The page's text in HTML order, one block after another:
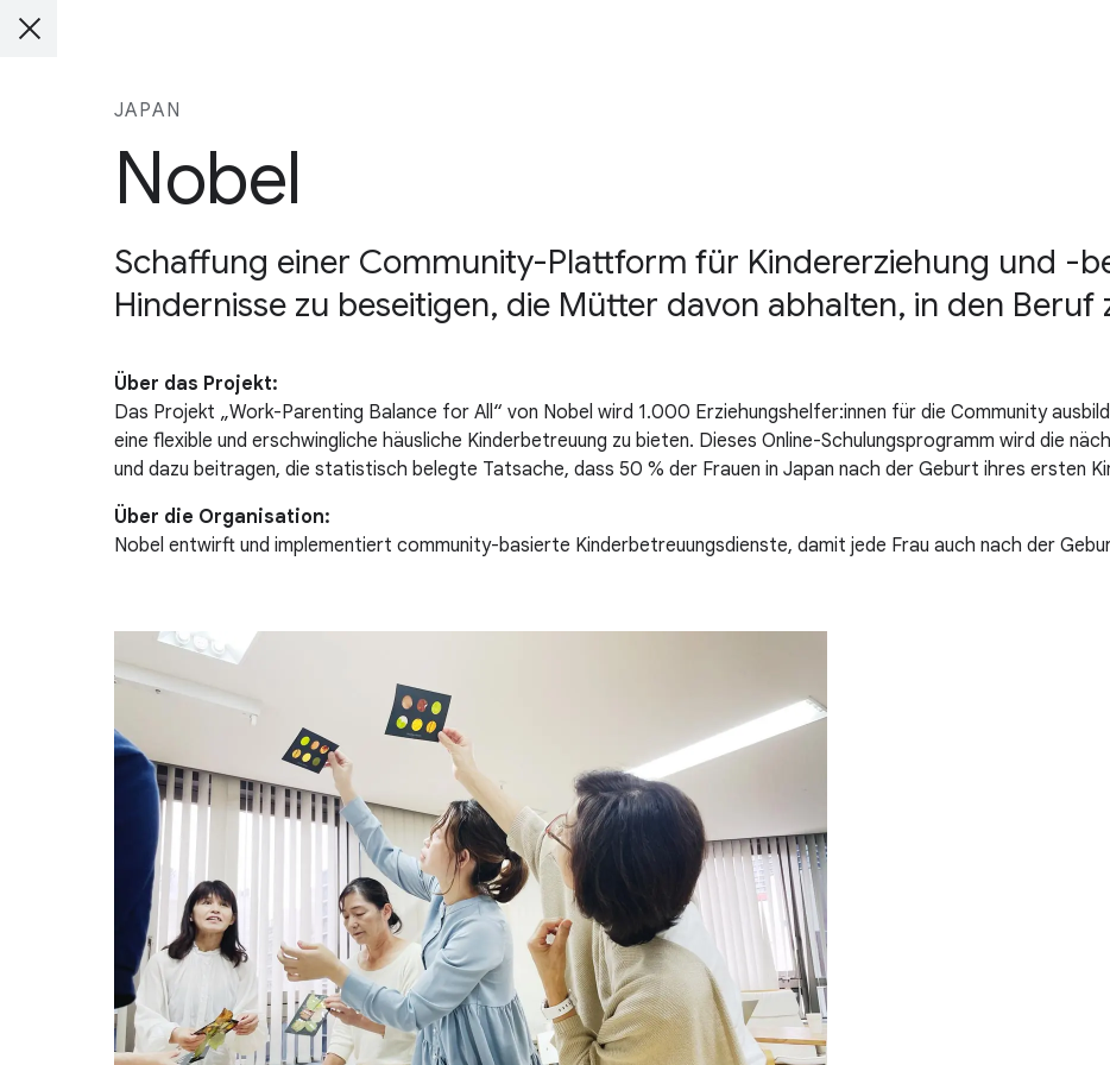
JAPAN
Nobel
Schaffung einer Community-Plattform für Kindererziehung und -
Hindernisse zu beseitigen, die Mütter davon abhalten, in den Beruf
Über das Projekt:
Das Projekt „Work-Parenting Balance for All“ von Nobel wird 1.000 Erziehungshelfer:innen für die Community
eine flexible und erschwingliche häusliche Kinderbetreuung zu bieten. Dieses Online-Schulungsprogramm wird die
und dazu beitragen, die statistisch belegte Tatsache, dass 50 % der Frauen in Japan nach der Geburt ihres ersten
Über die Organisation:
Nobel entwirft und implementiert community-basierte Kinderbetreuungsdienste, damit jede Frau auch nach der